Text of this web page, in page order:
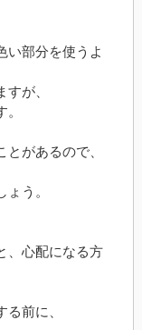
い部分を使うよ
が、
があるので、
う。
、心配になる方
前に、